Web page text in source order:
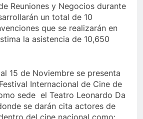
Reuniones y Negocios durante
un total de 10
que se realizarán en
la asistencia de 10,650
15 de Noviembre se presenta
Internacional de Cine de
sede el Teatro Leonardo Da
se darán cita actores de
del cine nacional como: